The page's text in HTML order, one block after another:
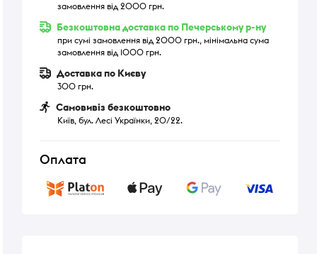
замовлення від 2000 грн.
Безкоштовна доставка по Печерському р-ну
при сумі замовлення від 2000 грн., мінімальна сума
замовлення від 1000 грн.
Доставка по Києву
300 грн.
Самовивіз безкоштовно
Київ, бул. Лесі Українки, 20/22.
Оплата